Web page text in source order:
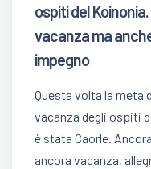
ospiti del
vacanza ma
impegno
Questa volta la meta
vacanza degli ospiti
è stata Caorle.
ancora vacanza,